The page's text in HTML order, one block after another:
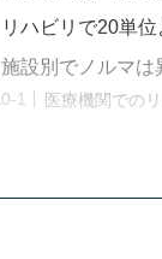
リハビリで20単
施設別でノルマは
医療機関での